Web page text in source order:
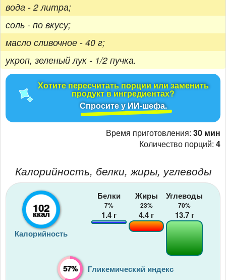
вода - 2 литра;
соль - по вкусу;
масло сливочное - 40 г;
укроп, зеленый лук - 1/2 пучка.
Хотите пересчитать порции или заменить
продукт в ингредиентах?
Спросите у ИИ-шефа.
Время приготовления: 30 мин
Количество порций: 4
Калорийность, белки, жиры, углеводы
102
ккал
Калорийность
Белки
7%
1.4 г
Жиры
23%
4.4 г
Углеводы
70%
13.7г
57% Гликемический индекс